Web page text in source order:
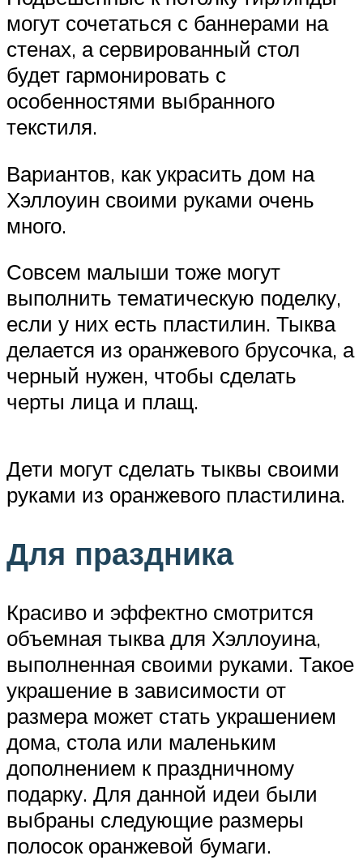
могут сочетаться с баннерами на
стенах, а сервированный стол
будет гармонировать с
особенностями выбранного
текстиля.
Вариантов, как украсить дом на
Хэллоуин своими руками очень
много.
Совсем малыши тоже могут
выполнить тематическую поделку,
если у них есть пластилин. Тыква
делается из оранжевого брусочка, а
черный нужен, чтобы сделать
черты лица и плащ.
Дети могут сделать тыквы своими
руками из оранжевого пластилина.
Для праздника
Красиво и эффектно смотрится
объемная тыква для Хэллоуина,
выполненная своими руками. Такое
украшение в зависимости от
размера может стать украшением
дома, стола или маленьким
дополнением к праздничному
подарку. Для данной идеи были
выбраны следующие размеры
полосок оранжевой бумаги.